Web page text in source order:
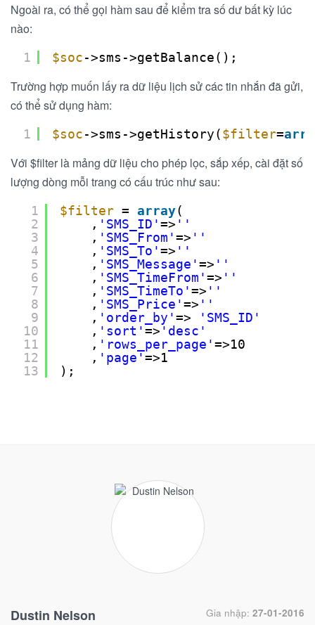
Ngoài ra, có thể gọi hàm sau để kiểm tra số dư bất kỳ lúc
nào:
1 $soc->sms->getBalance();
Trường hợp muốn lấy ra dữ liệu lịch sử các tin nhắn đã gửi,
có thể sử dụng hàm:
1 $soc->sms->getHistory($filter=
Với $filter là mảng dữ liệu cho phép lọc, sắp xếp, cài đặt số
lượng dòng mỗi trang có cấu trúc như sau:
1
2
3
4
5
6
7
8
9
10
11
12
13
$filter = array(
, 'SMS_ID'=> ''
, 'SMS_From'=> ''
, 'SMS_To'=> ''
, 'SMS_Message'=> ''
, 'SMS_TimeFrom'=> ''
, 'SMS_TimeTo'=> ''
, 'SMS_Price'=> ''
, 'order_by'=>
'SMS_ID'
, 'sort'=> 'desc'
, 'rows_per_page'=>10
, 'page'=>1
);
Gia nhập: 27-01-2016
Dustin Nelson